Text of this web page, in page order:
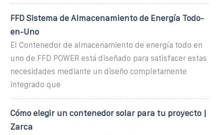
FFD Sistema de Almacenamiento de Energía Todo-
en-Uno
El Contenedor de almacenamiento de energía todo en
uno de FFD POWER está diseñado para satisfacer estas
necesidades mediante un diseño completamente
integrado que
Cómo elegir un contenedor solar para tu proyecto |
Zarca